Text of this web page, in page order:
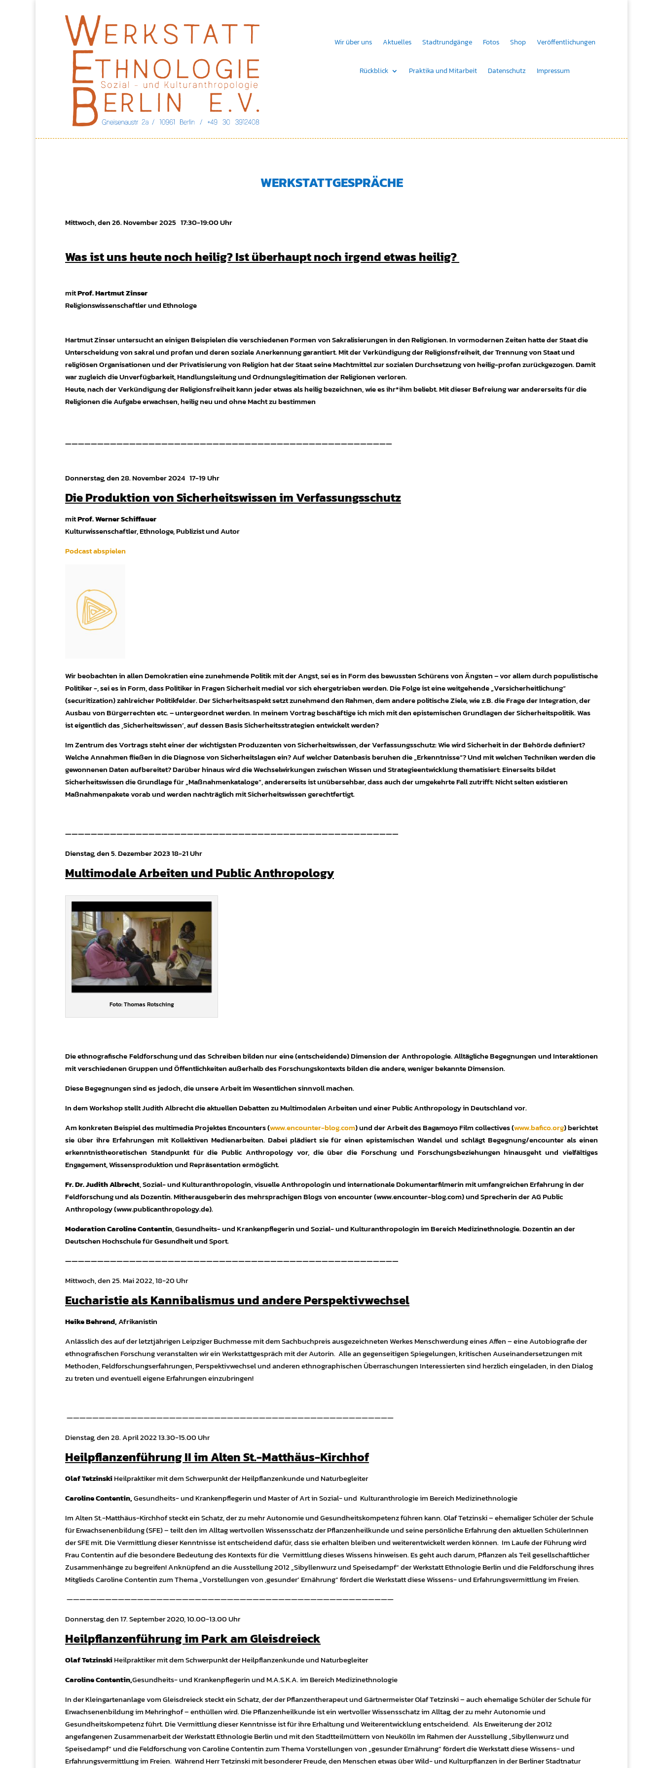
Wir über uns Aktuelles Stadtrundgänge Fotos Shop Veröffentlichungen
Rückblick Praktika und Mitarbeit Datenschutz Impressum
WERKSTATTGESPRÄCHE
Mittwoch, den 26. November 2025 17:30-19:00 Uhr
Was ist uns heute noch heilig? Ist überhaupt noch irgend etwas heilig?
mitProf. Hartmut Zinser
Religionswissenschaftler und Ethnologe
Hartmut Zinser untersucht an einigen Beispielen die verschiedenen Formen von Sakralisierungen in den Religionen. In vormodernen Zeiten hatte der Staat die
Unterscheidung von sakral und profan und deren soziale Anerkennung garantiert. Mit der Verkündigung der Religionsfreiheit, der Trennung von Staat und
religiösen Organisationen und der Privatisierung von Religion hat der Staat seine Machtmittel zur sozialen Durchsetzung von heilig-profan zurückgezogen. Damit
war zugleich die Unverfügbarkeit, Handlungsleitung und Ordnungslegitimation der Religionen verloren.
Heute, nach der Verkündigung der Religionsfreiheit kann jeder etwas als heilig bezeichnen, wie es ihr*ihm beliebt. Mit dieser Befreiung war andererseits für die
Religionen die Aufgabe erwachsen, heilig neu und ohne Macht zu bestimmen
———————————————————————————————————————————————————
Donnerstag, den 28. November 2024 17-19 Uhr
Die Produktion von Sicherheitswissen im Verfassungsschutz
mitProf. Werner Schiffauer
Kulturwissenschaftler, Ethnologe, Publizist und Autor
Podcast abspielen
Wir beobachten in allen Demokratien eine zunehmende Politik mit der Angst, sei es in Form des bewussten Schürens von Ängsten – vor allem durch populistische
Politiker -, sei es in Form, dass Politiker in Fragen Sicherheit medial vor sich ehergetrieben werden. Die Folge ist eine weitgehende „Versicherheitlichung“
(securitization) zahlreicher Politikfelder. Der Sicherheitsaspekt setzt zunehmend den Rahmen, dem andere politische Ziele, wie z.B. die Frage der Integration, der
Ausbau von Bürgerrechten etc. – untergeordnet werden. In meinem Vortrag beschäftige ich mich mit den epistemischen Grundlagen der Sicherheitspolitik. Was
ist eigentlich das ‚Sicherheitswissen‘, auf dessen Basis Sicherheitsstrategien entwickelt werden?
Im Zentrum des Vortrags steht einer der wichtigsten Produzenten von Sicherheitswissen, der Verfassungsschutz: Wie wird Sicherheit in der Behörde definiert?
Welche Annahmen fließen in die Diagnose von Sicherheitslagen ein? Auf welcher Datenbasis beruhen die „Erkenntnisse“? Und mit welchen Techniken werden die
gewonnenen Daten aufbereitet? Darüber hinaus wird die Wechselwirkungen zwischen Wissen und Strategieentwicklung thematisiert: Einerseits bildet
Sicherheitswissen die Grundlage für „Maßnahmenkataloge“, andererseits ist unübersehbar, dass auch der umgekehrte Fall zutrifft: Nicht selten existieren
Maßnahmenpakete vorab und werden nachträglich mit Sicherheitswissen gerechtfertigt.
————————————————————————————————————————————————————
Dienstag, den 5. Dezember 2023 18-21 Uhr
Multimodale Arbeiten und Public Anthropology
Foto: Thomas Rotsching
Die ethnografische Feldforschung und das Schreiben bilden nur eine (entscheidende) Dimension der Anthropologie. Alltägliche Begegnungen und Interaktionen
mit verschiedenen Gruppen und Öffentlichkeiten außerhalb des Forschungskontexts bilden die andere, weniger bekannte Dimension.
Diese Begegnungen sind es jedoch, die unsere Arbeit im Wesentlichen sinnvoll machen.
In dem Workshop stellt Judith Albrecht die aktuellen Debatten zu Multimodalen Arbeiten und einer Public Anthropology in Deutschland vor.
Am konkreten Beispiel des multimedia Projektes Encounters (www.encounter-blog.com) und der Arbeit des Bagamoyo Film collectives (www.bafico.org) berichtet
sie über ihre Erfahrungen mit Kollektiven Medienarbeiten. Dabei plädiert sie für einen epistemischen Wandel und schlägt Begegnung/encounter als einen
erkenntnistheoretischen Standpunkt für die Public Anthropology vor, die über die Forschung und Forschungsbeziehungen hinausgeht und vielfältiges
Engagement, Wissensproduktion und Repräsentation ermöglicht.
Fr. Dr. Judith Albrecht, Sozial- und Kulturanthropologin, visuelle Anthropologin und internationale Dokumentarfilmerin mit umfangreichen Erfahrung in der
Feldforschung und als Dozentin. Mitherausgeberin des mehrsprachigen Blogs von encounter (www.encounter-blog.com) und Sprecherin der AG Public
Anthropology (www.publicanthropology.de).
Moderation Caroline Contentin, Gesundheits- und Krankenpflegerin und Sozial- und Kulturanthropologin im Bereich Medizinethnologie. Dozentin an der
Deutschen Hochschule für Gesundheit und Sport.
————————————————————————————————————————————————————
Mittwoch, den 25. Mai 2022, 18-20 Uhr
Eucharistie als Kannibalismus und andere Perspektivwechsel
Heike Behrend,Afrikanistin
Anlässlich des auf der letztjährigen Leipziger Buchmesse mit dem Sachbuchpreis ausgezeichneten Werkes Menschwerdung eines Affen – eine Autobiografie der
ethnografischen Forschung veranstalten wir ein Werkstattgespräch mit der Autorin. Alle an gegenseitigen Spiegelungen, kritischen Auseinandersetzungen mit
Methoden, Feldforschungserfahrungen, Perspektivwechsel und anderen ethnographischen Überraschungen Interessierten sind herzlich eingeladen, in den Dialog
zu treten und eventuell eigene Erfahrungen einzubringen!
———————————————————————————————————————————————————
Dienstag, den 28. April 2022 13.30-15.00 Uhr
Heilpflanzenführung II im Alten St.-Matthäus-Kirchhof
Olaf TetzinskiHeilpraktiker mit dem Schwerpunkt der Heilpflanzenkunde und Naturbegleiter
Caroline Contentin,Gesundheits- und Krankenpflegerin und Master of Art in Sozial- und Kulturanthrologie im Bereich Medizinethnologie
Im Alten St.-Matthäus-Kirchhof steckt ein Schatz, der zu mehr Autonomie und Gesundheitskompetenz führen kann. Olaf Tetzinski – ehemaliger Schüler der Schule
für Erwachsenenbildung (SFE) – teilt den im Alltag wertvollen Wissensschatz der Pflanzenheilkunde und seine persönliche Erfahrung den aktuellen SchülerInnen
der SFE mit. Die Vermittlung dieser Kenntnisse ist entscheidend dafür, dass sie erhalten bleiben und weiterentwickelt werden können. Im Laufe der Führung wird
Frau Contentin auf die besondere Bedeutung des Kontexts für die Vermittlung dieses Wissens hinweisen. Es geht auch darum, Pflanzen als Teil gesellschaftlicher
Zusammenhänge zu begreifen!Anknüpfend an die Ausstellung 2012 „Sibyllenwurz und Speisedampf“ der Werkstatt Ethnologie Berlin und die Feldforschung ihres
Mitglieds Caroline Contentin zum Thema „Vorstellungen von ,gesunder‘ Ernährung“ fördert die Werkstatt diese Wissens- und Erfahrungsvermittlung im Freien.
———————————————————————————————————————————————————
Donnerstag, den 17. September 2020, 10.00-13.00 Uhr
Heilpflanzenführung im Park am Gleisdreieck
Olaf TetzinskiHeilpraktiker mit dem Schwerpunkt der Heilpflanzenkunde und Naturbegleiter
Caroline Contentin,Gesundheits- und Krankenpflegerin und M.A.S.K.A. im Bereich Medizinethnologie
In der Kleingartenanlage vom Gleisdreieck steckt ein Schatz, der der Pflanzentherapeut und Gärtnermeister Olaf Tetzinski – auch ehemalige Schüler der Schule für
Erwachsenenbildung im Mehringhof – enthüllen wird. Die Pflanzenheilkunde ist ein wertvoller Wissensschatz im Alltag, der zu mehr Autonomie und
Gesundheitskompetenz führt. Die Vermittlung dieser Kenntnisse ist für ihre Erhaltung und Weiterentwicklung entscheidend. Als Erweiterung der 2012
angefangenen Zusammenarbeit der Werkstatt Ethnologie Berlin und mit den Stadtteilmüttern von Neukölln im Rahmen der Ausstellung „Sibyllenwurz und
Speisedampf“ und die Feldforschung von Caroline Contentin zum Thema Vorstellungen von „gesunder Ernährung“ fördert die Werkstatt diese Wissens- und
Erfahrungsvermittlung im Freien. Während Herr Tetzinski mit besonderer Freude, den Menschen etwas über Wild- und Kulturpflanzen in der Berliner Stadtnatur